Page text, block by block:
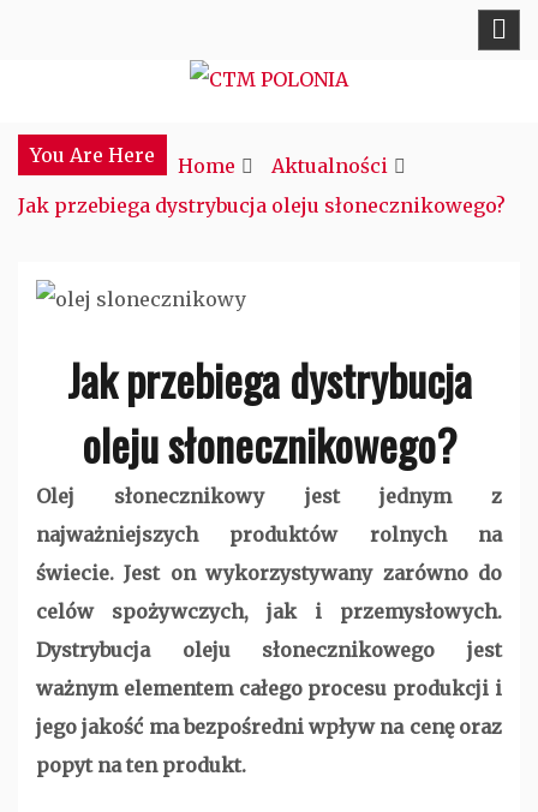
CTM POLONIA
You Are Here
Home
Aktualności
Jak przebiega dystrybucja oleju słonecznikowego?
Jak przebiega dystrybucja
oleju słonecznikowego?
Olej słonecznikowy jest jednym z
najważniejszych produktów rolnych na
świecie. Jest on wykorzystywany zarówno do
celów spożywczych, jak i przemysłowych.
Dystrybucja oleju słonecznikowego jest
ważnym elementem całego procesu produkcji i
jego jakość ma bezpośredni wpływ na cenę oraz
popyt na ten produkt.